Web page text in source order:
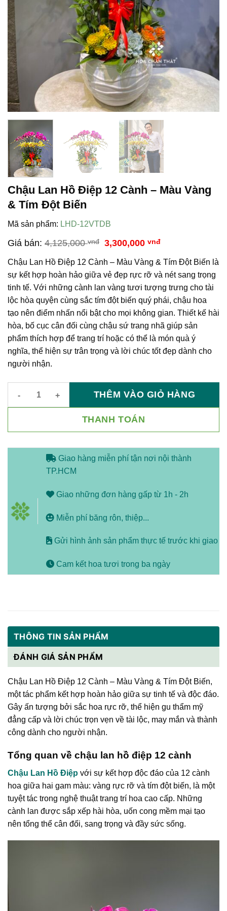
Chậu Lan Hồ Điệp 12 Cành – Màu Vàng
& Tím Đột Biến
Mã sản phẩm: LHD-12VTDB
Giá bán: 4,125,000vnđ
Giá
là:
4,125,000 vnđ.
3,300,000vnđGiá
tại
là:
3,300,000 vnđ.
Chậu Lan Hồ Điệp 12 Cành – Màu Vàng & Tím Đột Biến là
sự kết hợp hoàn hảo giữa vẻ đẹp rực rỡ và nét sang trọng
tinh tế. Với những cành lan vàng tươi tượng trưng cho tài
lộc hòa quyện cùng sắc tím đột biến quý phái, chậu hoa
tạo nên điểm nhấn nổi bật cho mọi không gian. Thiết kế hài
hòa, bố cục cân đối cùng chậu sứ trang nhã giúp sản
phẩm thích hợp để trang trí hoặc có thể là món quà ý
nghĩa, thể hiện sự trân trọng và lời chúc tốt đẹp dành cho
người nhận.
Chậu Lan Hồ Điệp 12 Cành – Màu Vàng & Tím Đột Biến số
THÊM VÀO GIỎ HÀNG
THANH TOÁN
Giao hàng miễn phí tận nơi nội thành
TP.HCM
Giao những đơn hàng gấp từ 1h - 2h
Miễn phí băng rôn, thiệp...
Gửi hình ảnh sản phẩm thực tế trước khi giao
Cam kết hoa tươi trong ba ngày
THÔNG TIN SẢN PHẨM
ĐÁNH GIÁ SẢN PHẨM
Chậu Lan Hồ Điệp 12 Cành – Màu Vàng & Tím Đột Biến,
một tác phẩm kết hợp hoàn hảo giữa sự tinh tế và độc đáo.
Gây ấn tượng bởi sắc hoa rực rỡ, thể hiện gu thẩm mỹ
đẳng cấp và lời chúc trọn vẹn về tài lộc, may mắn và thành
công dành cho người nhận.
Tổng quan về chậu lan hồ điệp 12 cành
Chậu Lan Hồ Điệp với sự kết hợp độc đáo của 12 cành
hoa giữa hai gam màu: vàng rực rỡ và tím đột biến, là một
tuyệt tác trong nghệ thuật trang trí hoa cao cấp. Những
cành lan được sắp xếp hài hòa, uốn cong mềm mại tạo
nên tổng thể cân đối, sang trọng và đầy sức sống.